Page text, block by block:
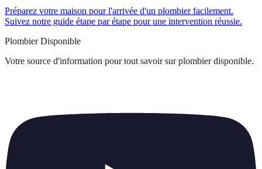
Préparez votre maison pour l'arrivée d'un plombier facilement.
Suivez notre guide étape par étape pour une intervention réussie.
Plombier Disponible
Votre source d'information pour tout savoir sur plombier disponible.